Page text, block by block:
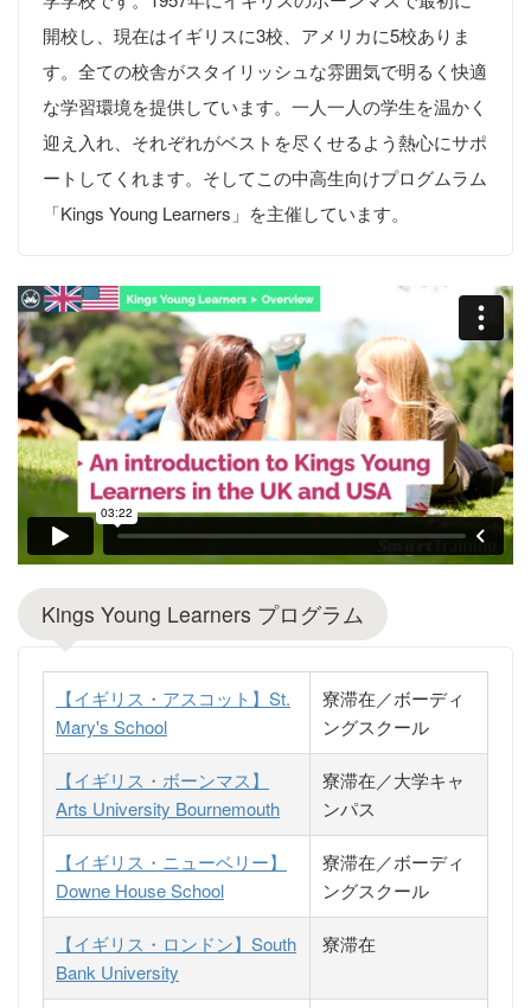
開校し、現在はイギリスに3校、アメリカに5校ありま
す。全ての校舎がスタイリッシュな雰囲気で明るく快適
な学習環境を提供しています。一人一人の学生を温かく
迎え入れ、それぞれがベストを尽くせるよう熱心にサポ
ートしてくれます。そしてこの中高生向けプログムラム
「Kings Young Learners」を主催しています。
Kings Young Learners プログラム
【イギリス・アスコット】St.
Mary's School
寮滞在／ボーディ
ングスクール
【イギリス・ボーンマス】
Arts University Bournemouth
寮滞在／大学キャ
ンパス
【イギリス・ニューベリー】
Downe House School
寮滞在／ボーディ
ングスクール
【イギリス・ロンドン】South
Bank University
寮滞在